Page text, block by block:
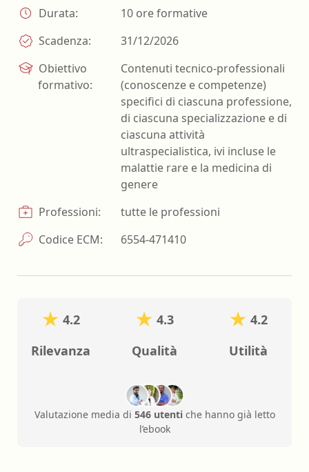
Durata:
10 ore formative
Scadenza:
31/12/2026
Obiettivo
formativo:
Contenuti tecnico-professionali
(conoscenze e competenze)
specifici di ciascuna professione,
di ciascuna specializzazione e di
ciascuna attività
ultraspecialistica, ivi incluse le
malattie rare e la medicina di
genere
Professioni:
tutte le professioni
Codice ECM:
6554-471410
4.2
Rilevanza
4.3
Qualità
4.2
Utilità
Valutazione media di 546 utentiche hanno già letto
l’ebook